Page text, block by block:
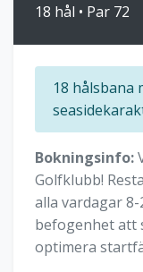
18 hål • Par 72
18 hålsbana
Bokningsinfo:
Golfklubb!
alla vardagar
befogenhet att
optimera